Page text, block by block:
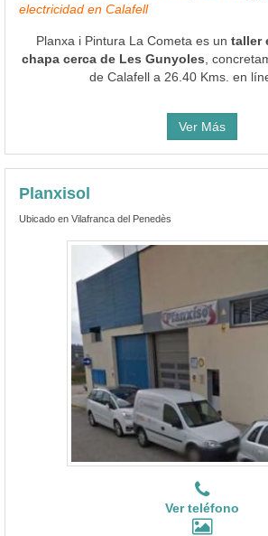
electricidad en Calafell
Planxa i Pintura La Cometa es un taller
chapa cerca de Les Gunyoles ,
de Calafell a 26.40 Kms. en
Ver Más
Planxisol
Ubicado en Vilafranca del Penedès
Ver teléfono